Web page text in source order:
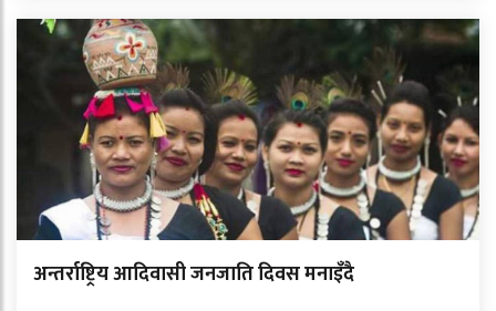
अन्तर्राष्ट्रिय आदिवासी जनजाति दिवस मनाइँदै